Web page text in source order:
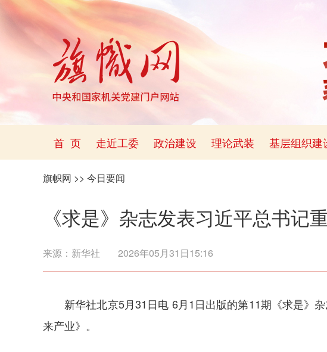
首 页 走近工委 政治建设 理论武装 基层组织建
旗帜网 >> 今日要闻
《求是》杂志发表习近平总书记
来源： 新华社 2026年05月31日15:16
新华社北京5月31日电 6月1日出版的第11期《求是》
来产业》。